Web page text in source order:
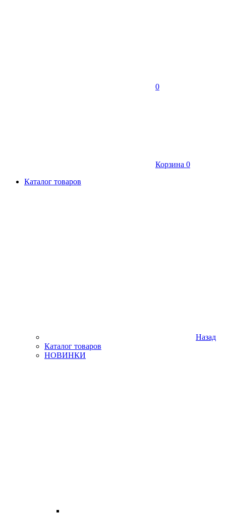
0
Корзина 0
Каталог товаров
Назад
Каталог товаров
НОВИНКИ